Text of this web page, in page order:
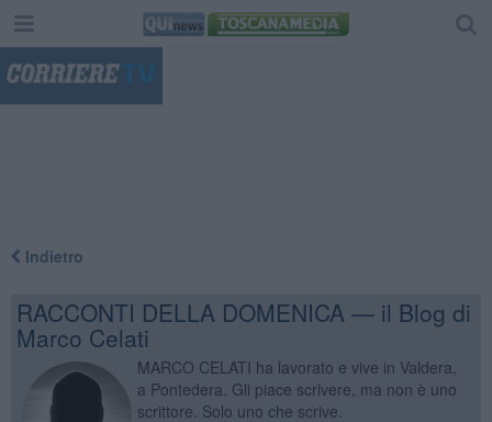
Indietro
RACCONTI DELLA DOMENICA — il Blog di
Marco Celati
MARCO CELATI ha lavorato e vive in Valdera,
a Pontedera. Gli piace scrivere, ma non è uno
scrittore. Solo uno che scrive.